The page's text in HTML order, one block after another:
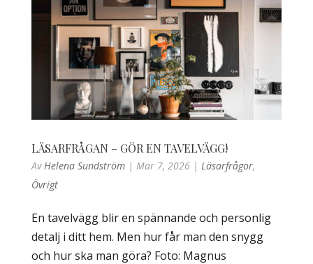
LÄSARFRÅGAN – GÖR EN TAVELVÄGG!
Av Helena Sundström| Mar 7, 2026| Läsarfrågor,
Övrigt
En tavelvägg blir en spännande och personlig
detalj i ditt hem. Men hur får man den snygg
och hur ska man göra? Foto: Magnus